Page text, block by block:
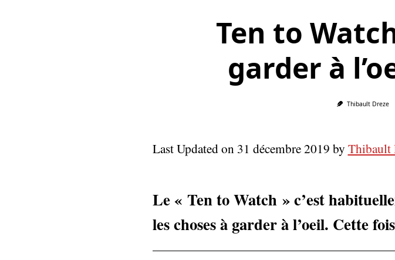
Ten to
garder à
Thibault Dreze
Last Updated on 31 décembre 2019 by Thibault
Le « Ten to Watch » c’est
les choses à garder à l’oeil. Cette